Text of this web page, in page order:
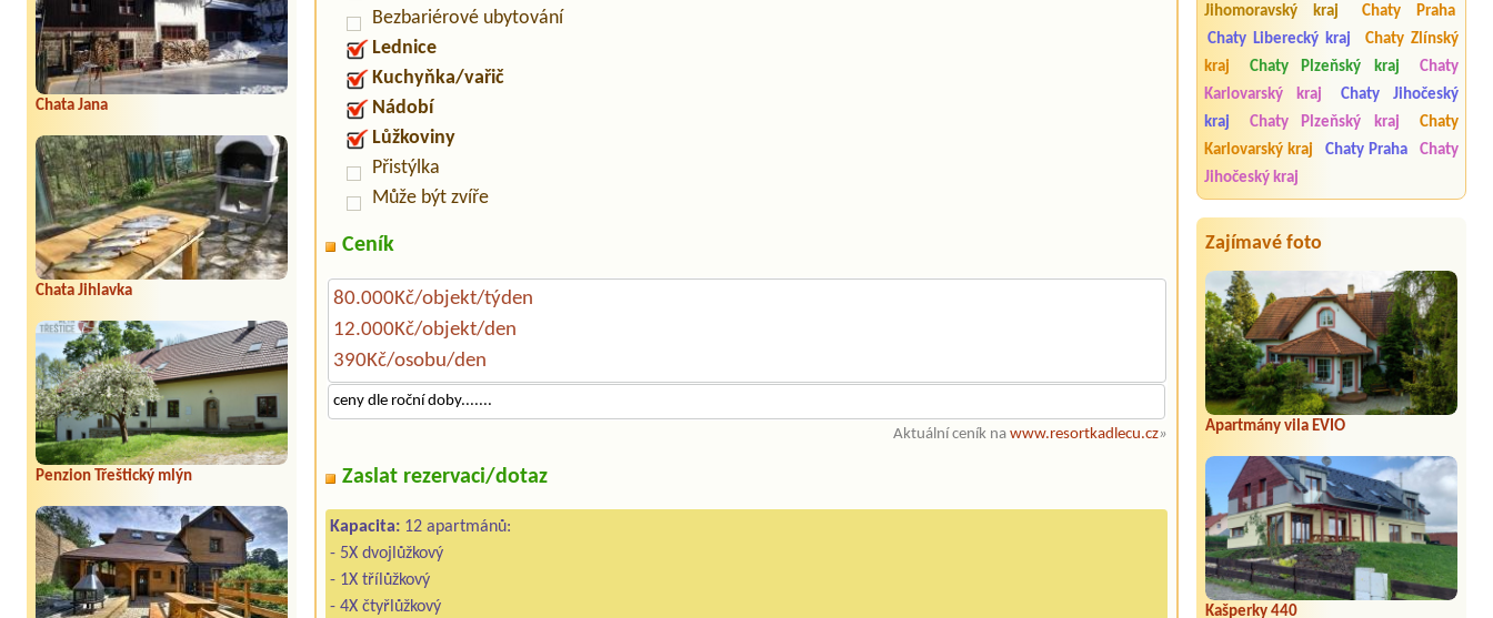
Chata Jana
Chata Jihlavka
Penzion Třeštický mlýn
Jihomoravský kraj
Chaty Praha
Chaty Liberecký kraj
Chaty Zlínský
kraj
Chaty Plzeňský kraj
Chaty
Karlovarský kraj
Chaty Jihočeský
kraj
Chaty Plzeňský kraj
Chaty
Karlovarský kraj
Chaty Praha
Chaty
Jihočeský kraj
Zajímavé foto
Apartmány vila EVIO
Kašperky 440
Bezbariérové ubytování
Lednice
Kuchyňka/vařič
Nádobí
Lůžkoviny
Přistýlka
Může být zvíře
Ceník
80.000Kč/objekt/týden
12.000Kč/objekt/den
390Kč/osobu/den
ceny dle roční doby.......
Aktuální ceník na www.resortkadlecu.cz»
Zaslat rezervaci/dotaz
Kapacita: 12 apartmánů:
- 5X dvojlůžkový
- 1X třílůžkový
- 4X čtyřlůžkový